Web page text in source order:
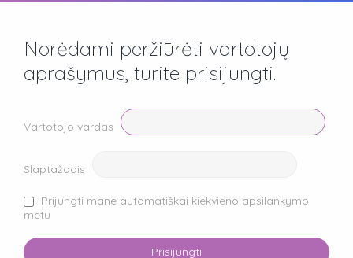
Norėdami peržiūrėti vartotojų
aprašymus, turite prisijungti.
Vartotojo vardas
Slaptažodis
Prijungti mane automatiškai kiekvieno apsilankymo
metu